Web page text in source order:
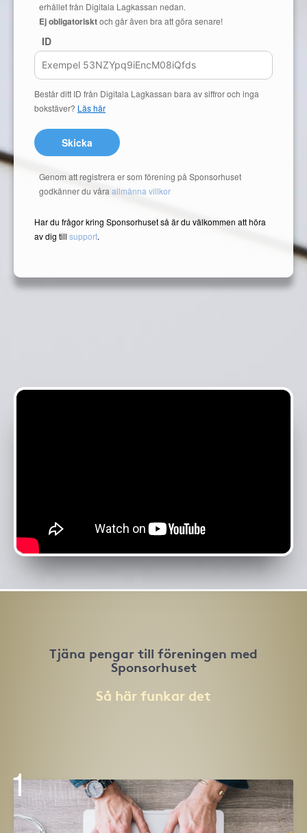
erhållet från Digitala Lagkassan nedan.
Ej obligatorisktoch går även bra att göra senare!
ID
Består ditt ID från Digitala Lagkassan bara av siffror och inga
bokstäver? Läs här
Skicka
Genom att registrera er som förening på Sponsorhuset
godkänner du våra allmänna villkor
Har du frågor kring Sponsorhuset så är du välkommen att höra
av dig till support.
Tjäna pengar till föreningen med
Sponsorhuset
Så här funkar det
1